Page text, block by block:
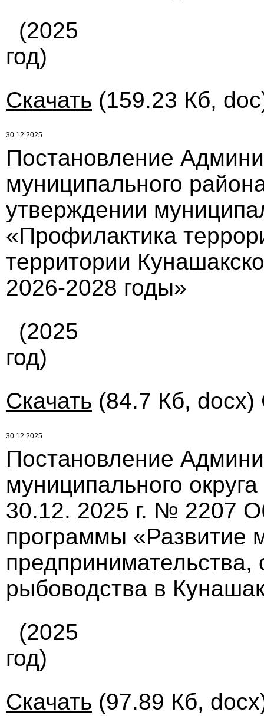
(2025
год)
Скачать (159.23 Кб,
30.12.2025
Постановление
муниципального
утверждении
«Профилактика
территории
2026-2028 годы»
(2025
год)
Скачать (84.7 Кб, docx)
30.12.2025
Постановление
муниципального
30.12. 2025 г. № 2207
программы «Развитие
предпринимательства,
рыбоводства в
(2025
год)
Скачать (97.89 Кб,